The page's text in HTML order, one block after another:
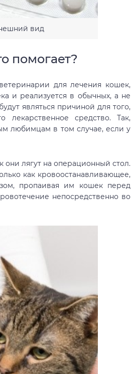
вид
помогает?
для лечения кошек,
и реализуется в обычных, а не
являться причиной для того,
средство. Так,
любимцам в том случае, если у
лягут на операционный стол.
как кровоостанавливающее,
пропаивая им кошек перед
непосредственно во